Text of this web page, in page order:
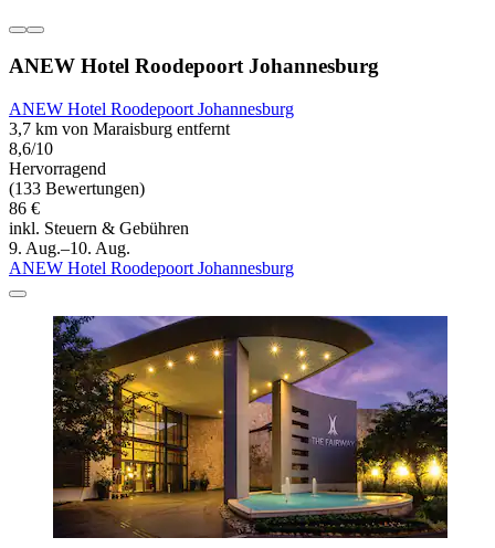
ANEW Hotel Roodepoort Johannesburg
ANEW Hotel Roodepoort Johannesburg
3,7 km von Maraisburg entfernt
8,6/10
Hervorragend
(133 Bewertungen)
86 €
inkl. Steuern & Gebühren
9. Aug.–10. Aug.
ANEW Hotel Roodepoort Johannesburg